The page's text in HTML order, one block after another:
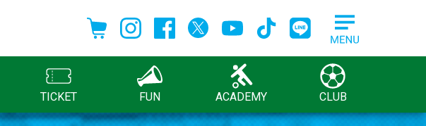
TICKET FUN ACADEMY CLUB